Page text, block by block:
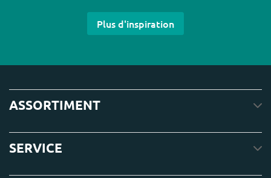
Plus d'inspiration
ASSORTIMENT
SERVICE